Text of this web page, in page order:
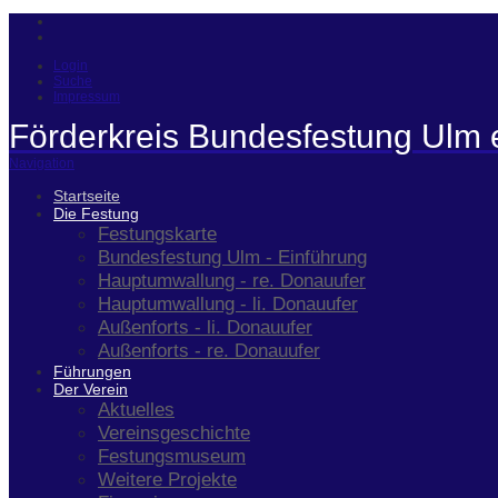
Login
Suche
Impressum
Förderkreis Bundesfestung Ulm
Navigation
Startseite
Die Festung
Festungskarte
Bundesfestung Ulm - Einführung
Hauptumwallung - re. Donauufer
Hauptumwallung - li. Donauufer
Außenforts - li. Donauufer
Außenforts - re. Donauufer
Führungen
Der Verein
Aktuelles
Vereinsgeschichte
Festungsmuseum
Weitere Projekte